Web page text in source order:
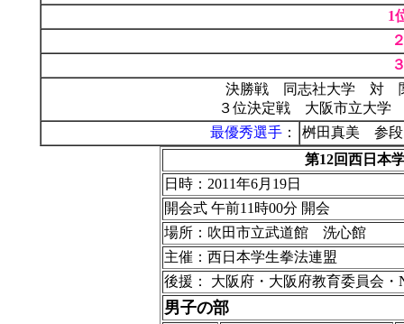
1
決勝戦 同志社大学 対
３位決定戦 大阪市立大
最優秀選手：
桝田真美 参
第12回西日本
日時：2011年6月19日
開会式 午前11時00分 開会
場所：吹田市立武道館 洗心館
主催：西日本学生拳法連盟
後援： 大阪府・大阪府教育委員会
男子の部